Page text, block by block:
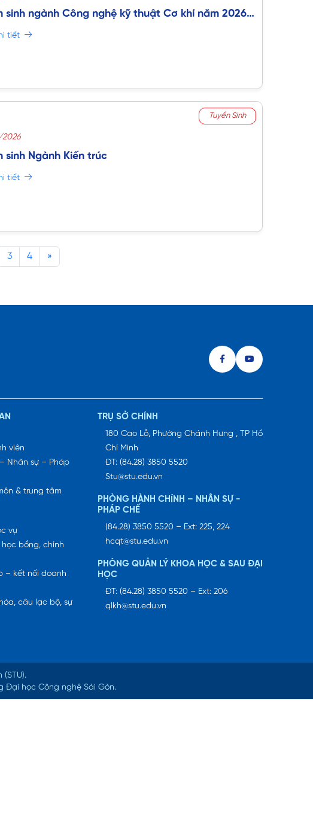
sinh ngành Công nghệ kỹ thuật Cơ khí năm 2026
tiết
Tuyển Sinh
sinh Ngành Kiến trúc
tiết
3 4 »
viên
Nhân sự – Pháp
& trung tâm
vụ
bổng, chính
– kết nối doanh
câu lạc bộ, sự
TRỤ SỞ CHÍNH
180 Cao Lỗ, Phường Chánh Hưng , TP Hồ
Chí Minh
ĐT: (84.28) 3850 5520
Stu@stu.edu.vn
PHÒNG HÀNH CHÍNH – NHÂN SỰ -
PHÁP CHẾ
(84.28) 3850 5520 – Ext: 225, 224
hcqt@stu.edu.vn
PHÒNG QUẢN LÝ KHOA HỌC & SAU ĐẠI
HỌC
ĐT: (84.28) 3850 5520 – Ext: 206
qlkh@stu.edu.vn
Đại học Công nghệ Sài Gòn.